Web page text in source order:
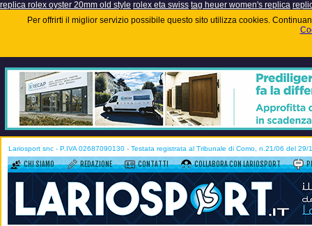
replica rolex oyster 20mm old style rolex eta swiss tag heuer women's replica
Per offrirti il miglior servizio possibile questo sito utilizza cookies.
Lariosport snc - P.IVA 02687090130 - Testata registrata al Tribunale di Como, n.21/06 del 29/
CHI SIAMO REDAZIONE CONTATTI COLLABORA CON LARIOSPORT